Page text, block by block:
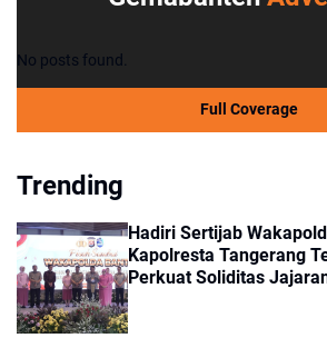
No posts found.
Full Coverage
Trending
Hadiri Sertijab
Kapolresta Tangerang
Perkuat Soliditas